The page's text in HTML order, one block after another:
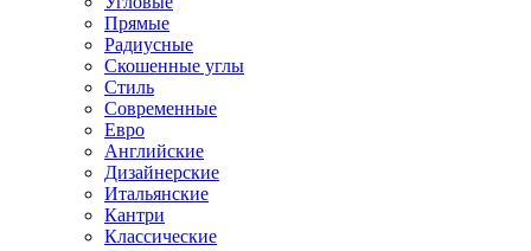
Прямые
Радиусные
Скошенные углы
Стиль
Современные
Евро
Английские
Дизайнерские
Итальянские
Кантри
Классические